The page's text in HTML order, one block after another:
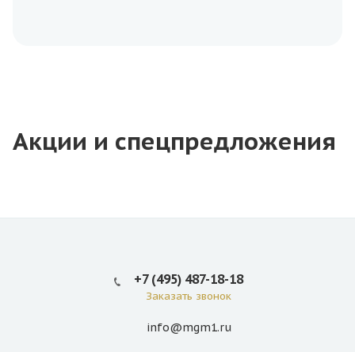
Акции и спецпредложения
+7 (495) 487-18-18
Заказать звонок
info@mgm1.ru